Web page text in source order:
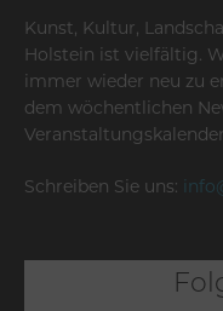
Kunst, Kultur,
Holstein ist vielfältig.
immer wieder neu zu
dem wöchentlichen
Veranstaltungskalender.
Schreiben Sie uns: